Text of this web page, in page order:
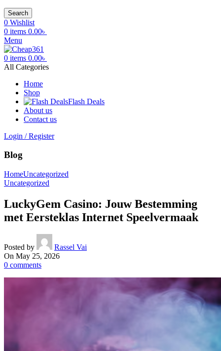
Search
0 Wishlist
0 items 0.00৳
Menu
0 items 0.00৳
All Categories
Home
Shop
Flash Deals
About us
Contact us
Login / Register
Blog
HomeUncategorized
Uncategorized
LuckyGem Casino: Jouw Bestemming
met Eersteklas Internet Speelvermaak
Posted by
Rassel Vai
On May 25, 2026
0 comments